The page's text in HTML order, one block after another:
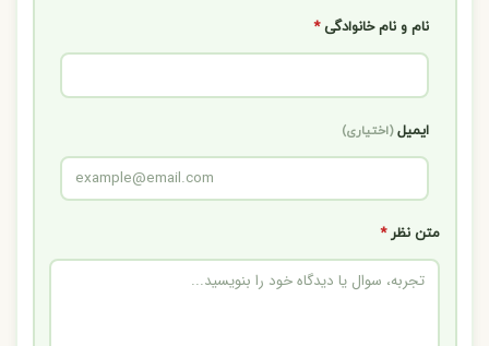
نام و نام خانوادگی*
ایمیل(اختیاری)
متن نظر*